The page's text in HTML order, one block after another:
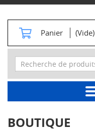
Panier (Vide)
S
t
e
r
moteur
BOUTIQUE